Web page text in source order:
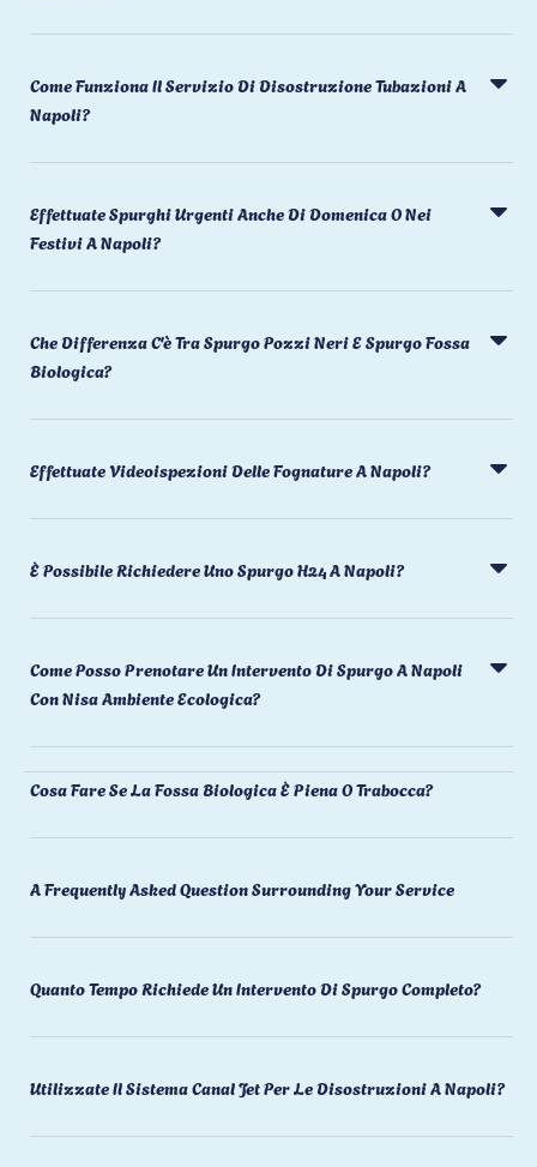
Come Funziona Il Servizio Di Disostruzione Tubazioni A
Napoli?
Effettuate Spurghi Urgenti Anche Di Domenica O Nei
Festivi A Napoli?
Che Differenza C'è Tra Spurgo Pozzi Neri E Spurgo Fossa
Biologica?
Effettuate Videoispezioni Delle Fognature A Napoli?
È Possibile Richiedere Uno Spurgo H24 A Napoli?
Come Posso Prenotare Un Intervento Di Spurgo A Napoli
Con Nisa Ambiente Ecologica?
Cosa Fare Se La Fossa Biologica È Piena O Trabocca?
A Frequently Asked Question Surrounding Your Service
Quanto Tempo Richiede Un Intervento Di Spurgo Completo?
Utilizzate Il Sistema Canal Jet Per Le Disostruzioni A Napoli?